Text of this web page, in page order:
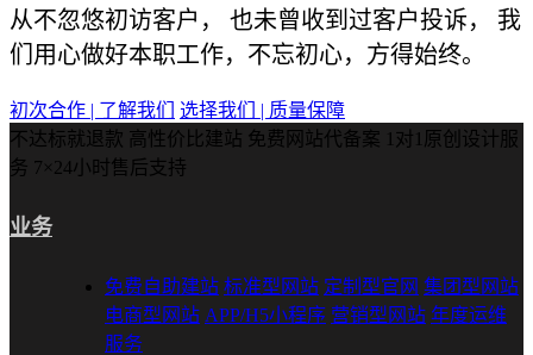
从不忽悠初访客户， 也未曾收到过客户投诉， 我
们用心做好本职工作，不忘初心，方得始终。
初次合作 | 了解我们
选择我们 | 质量保障
不达标就退款 高性价比建站 免费网站代备案 1对1原创设计服
务 7×24小时售后支持
业务
免费自助建站 标准型网站 定制型官网 集团型网站
电商型网站 APP/H5小程序 营销型网站 年度运维
服务